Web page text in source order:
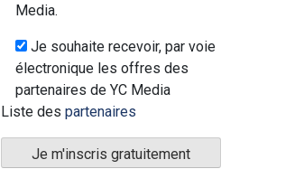
Media.
Je souhaite recevoir, par voie
électronique les offres des
partenaires de YC Media
Liste des partenaires